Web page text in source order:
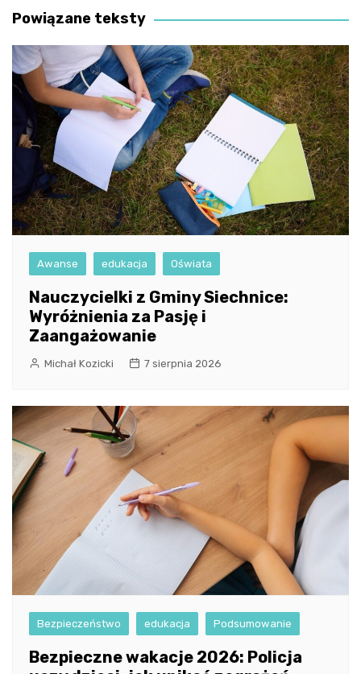
Powiązane teksty
Awanse edukacja Oświata
Nauczycielki z Gminy Siechnice:
Wyróżnienia za Pasję i
Zaangażowanie
Michał Kozicki 7 sierpnia 2026
Bezpieczeństwo edukacja Podsumowanie
Bezpieczne wakacje 2026: Policja